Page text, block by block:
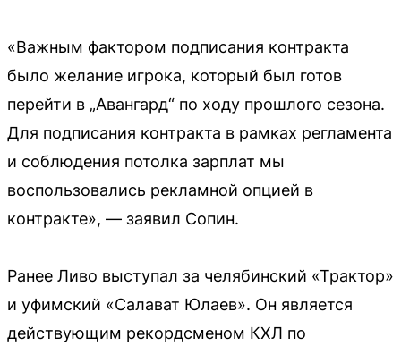
«Важным фактором подписания контракта
было желание игрока, который был готов
перейти в „Авангард“ по ходу прошлого сезона.
Для подписания контракта в рамках регламента
и соблюдения потолка зарплат мы
воспользовались рекламной опцией в
контракте», — заявил Сопин.
Ранее Ливо выступал за челябинский «Трактор»
и уфимский «Салават Юлаев». Он является
действующим рекордсменом КХЛ по